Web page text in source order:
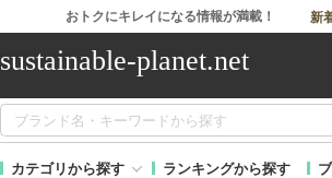
おトクにキレイになる情報が満載！ 新
sustainable-planet.net
カテゴリから探す ランキングから探す